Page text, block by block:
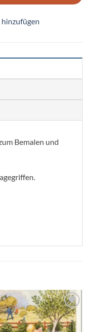
Bemalen und
Zum
Wunschzettel
hinzufügen